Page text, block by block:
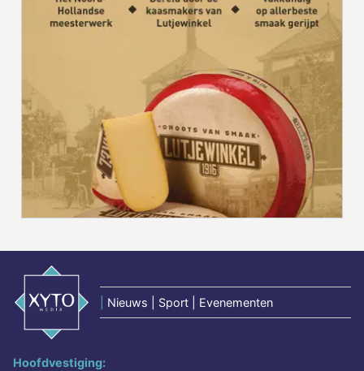
Nieuws | Sport | Evenementen
Hoofdvestiging: